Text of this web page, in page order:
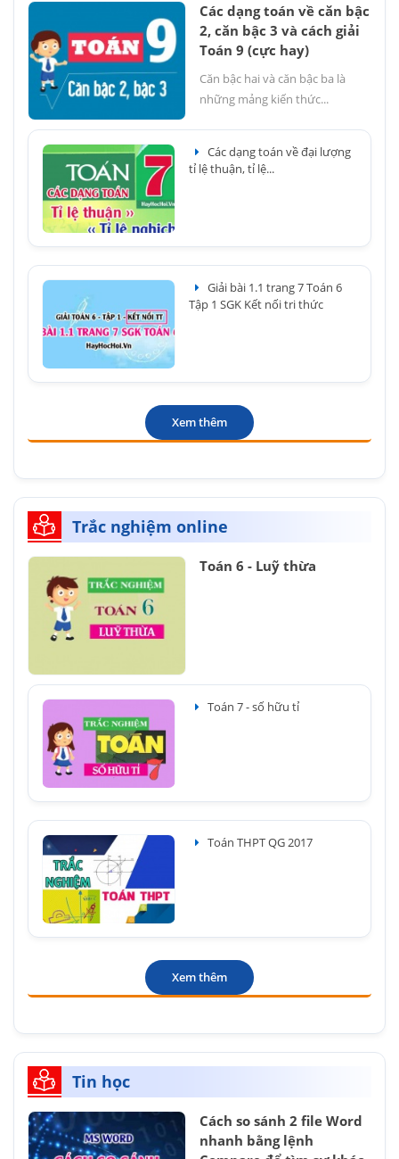
Các dạng toán về căn bậc
2, căn bậc 3 và cách giải
Toán 9 (cực hay)
Căn bậc hai và căn bậc ba là
những mảng kiến thức...
Các dạng toán về đại lượng
tỉ lệ thuận, tỉ lệ...
Giải bài 1.1 trang 7 Toán 6
Tập 1 SGK Kết nối tri thức
Xem thêm
Trắc nghiệm online
Toán 6 - Luỹ thừa
Toán 7 - số hữu tỉ
Toán THPT QG 2017
Xem thêm
Tin học
Cách so sánh 2 file Word
nhanh bằng lệnh